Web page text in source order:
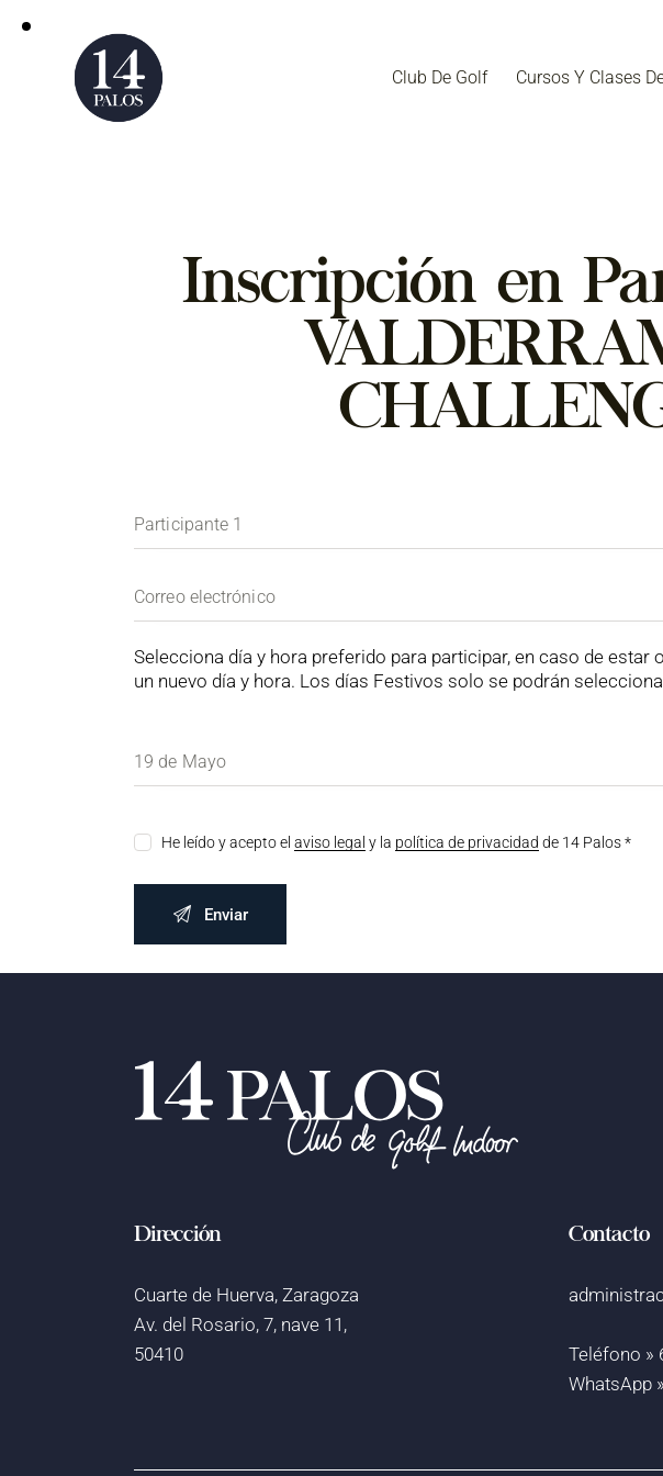
Club De Golf Cursos Y Clases
Inscripción en
Selecciona día y hora preferido para participar, en caso de
un nuevo día y hora. Los días Festivos solo se podrán
He leído y acepto elaviso legal y la política de privacidad de 14 Palos *
Dirección
Cuarte de Huerva, Zaragoza
Av. del Rosario, 7, nave 11,
50410
Contacto
Teléfono »
WhatsApp